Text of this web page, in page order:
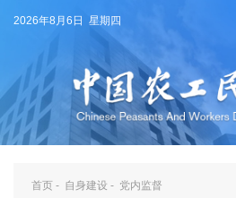
2026年8月6日 星期四
首页 - 自身建设 - 党内监督